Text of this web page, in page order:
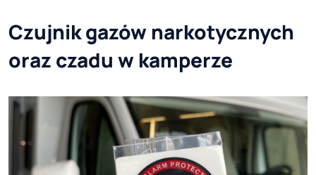
Czujnik gazów narkotycznych
oraz czadu w kamperze